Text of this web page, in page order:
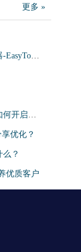
更多 »
分析师等工具
享优化？
优化？
？
优质客户